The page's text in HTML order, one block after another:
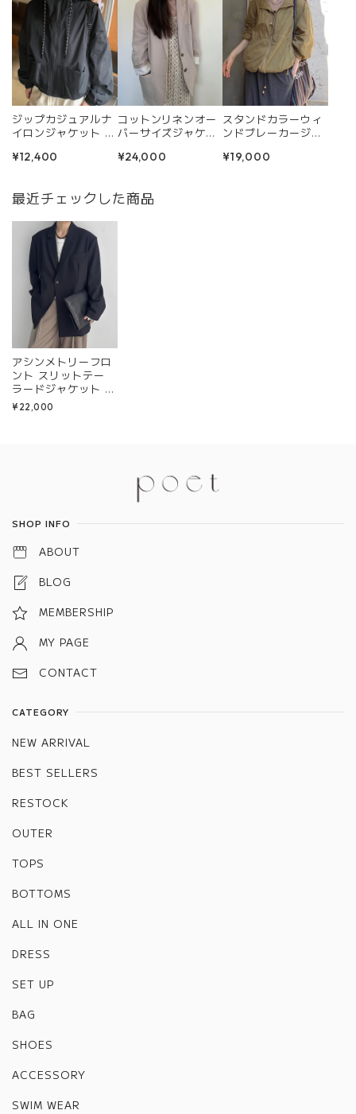
ジップカジュアルナ
イロンジャケット p
¥12,400
コットンリネンオー
バーサイズジャケッ
¥24,000
スタンドカラーウィ
ンドブレーカージャ
¥19,000
最近チェックした商品
アシンメトリーフロ
ント スリットテー
ラードジャケット R
0021
¥22,000
SHOP INFO
ABOUT
BLOG
MEMBERSHIP
MY PAGE
CONTACT
CATEGORY
NEW ARRIVAL
BEST SELLERS
RESTOCK
OUTER
TOPS
BOTTOMS
ALL IN ONE
DRESS
SET UP
BAG
SHOES
ACCESSORY
SWIM WEAR